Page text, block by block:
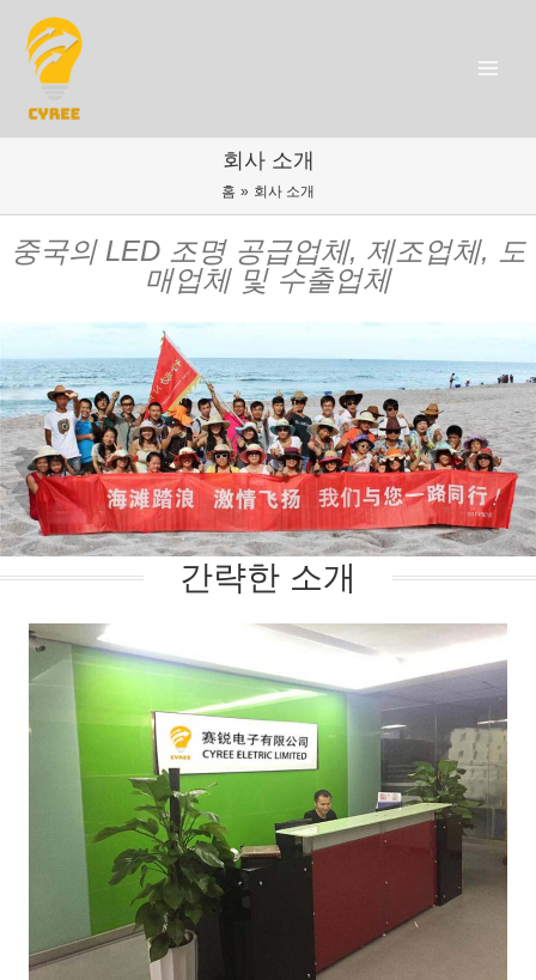
Menu
회사 소개
홈 회사 소개
중국의 LED 조명 공급업체, 제조업체, 도
매업체 및 수출업체
간략한 소개